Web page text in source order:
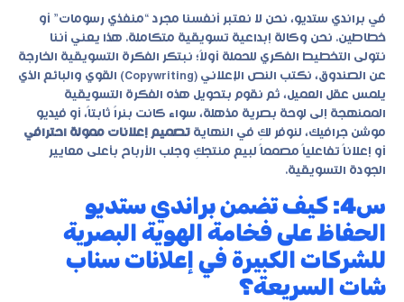
في براندي ستديو، نحن لا نعتبر أنفسنا مجرد “منفذي رسومات” أو
خطاطين. نحن وكالة إبداعية تسويقية متكاملة. هذا يعني أننا
نتولى التخطيط الفكري للحملة أولاً؛ نبتكر الفكرة التسويقية الخارجة
عن الصندوق، نكتب النص الإعلاني (Copywriting) القوي والبائع الذي
يلمس عقل العميل، ثم نقوم بتحويل هذه الفكرة التسويقية
الممنهجة إلى لوحة بصرية مذهلة، سواء كانت بنراً ثابتاً، أو فيديو
موشن جرافيك، لنوفر لكِ في النهاية تصميم إعلانات ممولة احترافي
أو إعلاناً تفاعلياً مصمماً لبيع منتجكِ وجلب الأرباح بأعلى معايير
الجودة التسويقية.
س4: كيف تضمن براندي ستديو
الحفاظ على فخامة الهوية البصرية
للشركات الكبيرة في إعلانات سناب
شات السريعة؟